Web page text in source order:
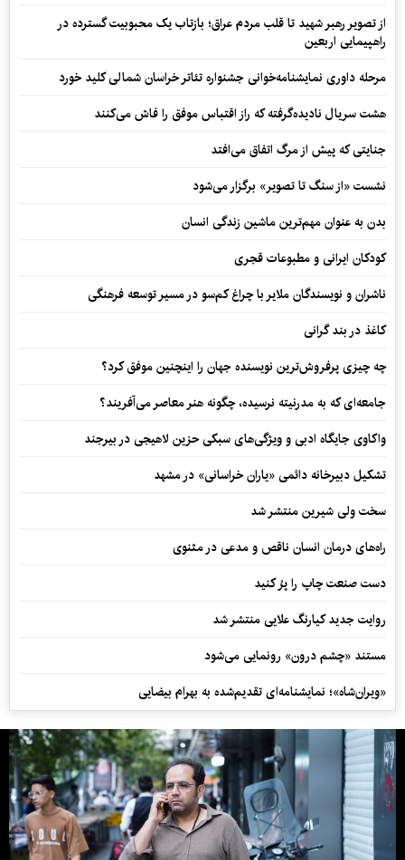
از تصویر رهبر شهید تا قلب مردم عراق؛ بازتاب یک محبوبیت گسترده در
راهپیمایی اربعین
مرحله داوری نمایشنامه‌خوانی جشنواره تئاتر خراسان شمالی کلید خورد
هشت سریال نادیده‌گرفته که راز اقتباس موفق را فاش می‌کنند
جنایتی که پیش از مرگ اتفاق می‌افتد
نشست «از سنگ تا تصویر» برگزار می‌شود
بدن به عنوان مهم‌ترین ماشین زندگی انسان
کودکان ایرانی و مطبوعات قجری
ناشران و نویسندگان ملایر با چراغ کم‌سو در مسیر توسعه فرهنگی
کاغذ در بند گرانی
چه چیزی پرفروش‌ترین نویسنده جهان را اینچنین موفق کرد؟
جامعه‌ای که به مدرنیته نرسیده، چگونه هنر معاصر می‌آفریند؟
واکاوی جایگاه ادبی و ویژگی‌های سبکی حزین لاهیجی در بیرجند
تشکیل دبیرخانه دائمی «یاران خراسانی» در مشهد
سخت ولی شیرین منتشر شد
راه‌های درمان انسان ناقص و مدعی در مثنوی
دست صنعت چاپ را پرُ کنید
روایت جدید کیارنگ علایی منتشر شد
مستند «چشم درون» رونمایی می‌شود
«ویران‌شاه»؛ نمایشنامه‌ای تقدیم‌شده به بهرام بیضایی